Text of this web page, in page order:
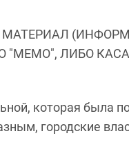
"МЕМО", ЛИБО
которая была
городские